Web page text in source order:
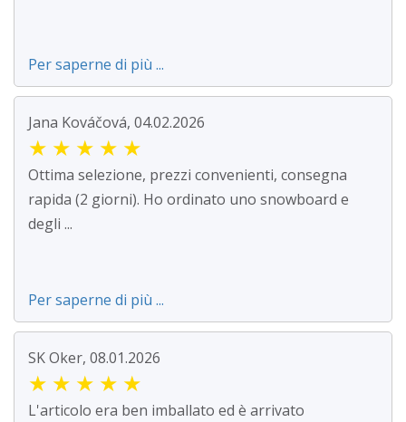
Per saperne di più ...
Jana Kováčová, 04.02.2026
★ ★ ★ ★ ★
Ottima selezione, prezzi convenienti, consegna
rapida (2 giorni). Ho ordinato uno snowboard e
degli ...
Per saperne di più ...
SK Oker, 08.01.2026
★ ★ ★ ★ ★
L'articolo era ben imballato ed è arrivato